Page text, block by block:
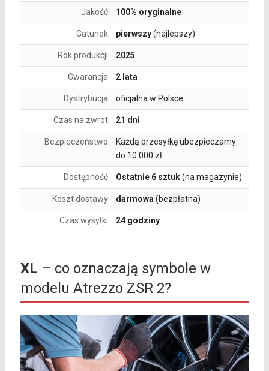
Jakość 100% oryginalne
Gatunek pierwszy(najlepszy)
Rok produkcji 2025
Gwarancja 2 lata
Dystrybucja oficjalna w Polsce
Czas na zwrot 21 dni
Bezpieczeństwo
Każdą przesyłkę ubezpieczamy
do 10 000 zł
Dostępność Ostatnie 6 sztuk(na magazynie)
Koszt dostawy darmowa (bezpłatna)
Czas wysyłki 24 godziny
XL – co oznaczają symbole w
modelu Atrezzo ZSR 2?